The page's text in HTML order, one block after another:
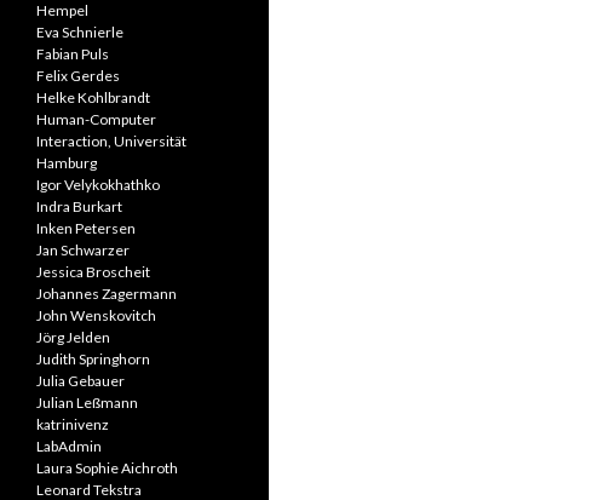
Hempel
Eva Schnierle
Fabian Puls
Felix Gerdes
Helke Kohlbrandt
Human-Computer
Interaction, Universität
Hamburg
Igor Velykokhathko
Indra Burkart
Inken Petersen
Jan Schwarzer
Jessica Broscheit
Johannes Zagermann
John Wenskovitch
Jörg Jelden
Judith Springhorn
Julia Gebauer
Julian Leßmann
katrinivenz
LabAdmin
Laura Sophie Aichroth
Leonard Tekstra